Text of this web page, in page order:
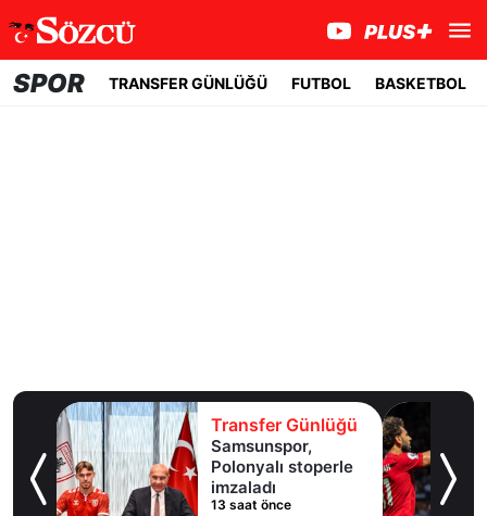
SPOR TRANSFER GÜNLÜĞÜ FUTBOL BASKETBOL
Transfer Günlüğü
Samsunspor,
Polonyalı stoperle
imzaladı
13 saat önce